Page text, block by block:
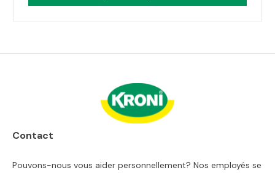
Contact
Pouvons-nous vous aider personnellement? Nos employés se